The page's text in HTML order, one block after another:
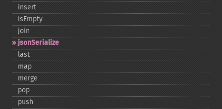
insert
isEmpty
join
jsonSerialize
last
map
merge
pop
push